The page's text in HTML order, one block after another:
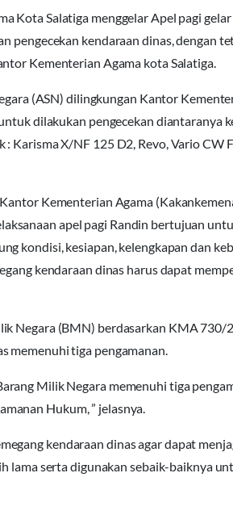
Kota Salatiga menggelar Apel pagi
pengecekan kendaraan dinas, dengan
Kementerian Agama kota Salatiga.
(ASN) dilingkungan Kantor
dilakukan pengecekan diantaranya
Karisma X/NF 125 D2, Revo, Vario CW
Kementerian Agama
apel pagi Randin bertujuan
kondisi, kesiapan, kelengkapan dan
kendaraan dinas harus dapat
Negara (BMN) berdasarkan KMA 730/
memenuhi tiga pengamanan.
Milik Negara memenuhi tiga
Hukum, ” jelasnya.
kendaraan dinas agar dapat
lama serta digunakan sebaik-baiknya